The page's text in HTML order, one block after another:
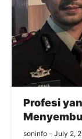
Profesi
soninfo July 2,